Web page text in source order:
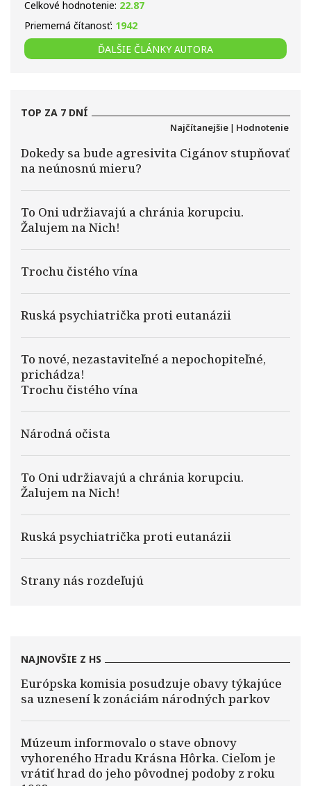
Celkové hodnotenie: 22.87
Priemerná čítanosť: 1942
ĎALŠIE ČLÁNKY AUTORA
TOP ZA 7 DNÍ
Najčítanejšie | Hodnotenie
Dokedy sa bude agresivita Cigánov stupňovať
na neúnosnú mieru?
To Oni udržiavajú a chránia korupciu.
Žalujem na Nich!
Trochu čistého vína
Ruská psychiatrička proti eutanázii
To nové, nezastaviteľné a nepochopiteľné,
prichádza!
Trochu čistého vína
Národná očista
To Oni udržiavajú a chránia korupciu.
Žalujem na Nich!
Ruská psychiatrička proti eutanázii
Strany nás rozdeľujú
NAJNOVŠIE Z HS
Európska komisia posudzuje obavy týkajúce
sa uznesení k zonáciám národných parkov
Múzeum informovalo o stave obnovy
vyhoreného Hradu Krásna Hôrka. Cieľom je
vrátiť hrad do jeho pôvodnej podoby z roku